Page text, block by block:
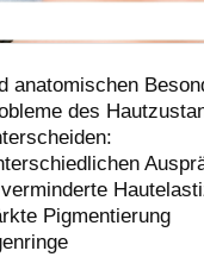
anatomischen
des
Pigmentierung